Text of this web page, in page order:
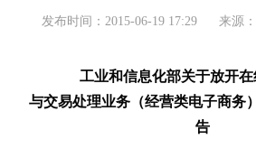
发布时间：2015-06-19 17:29 来源
工业和信息化部关于放开
与交易处理业务（经营类电子商务
告